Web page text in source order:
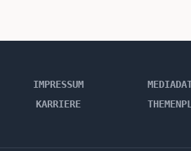
IMPRESSUM
KARRIERE